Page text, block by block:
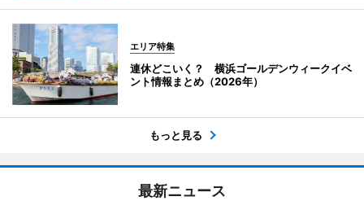
エリア特集
連休どこいく？ 横浜ゴールデンウィークイベ
ント情報まとめ（2026年）
もっと見る
最新ニュース